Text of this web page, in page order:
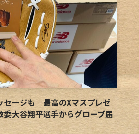
セージも 最高のXマスプレゼ
大谷翔平選手からグローブ届